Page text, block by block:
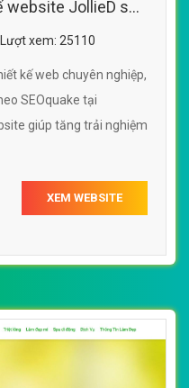
JollieD spa
SEO
Lượt xem: 25110
kế web chuyên nghiệp,
SEOquake tại
giúp tăng trải nghiệm
XEM WEBSITE